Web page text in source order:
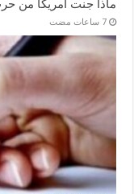
ماذا جنت أمريكا من
‏7 ساعات مضت